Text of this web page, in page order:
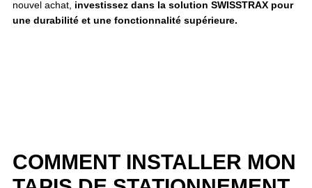
nouvel achat, investissez dans la solution SWISSTRAX pour
une durabilité et une fonctionnalité supérieure.
COMMENT INSTALLER MON